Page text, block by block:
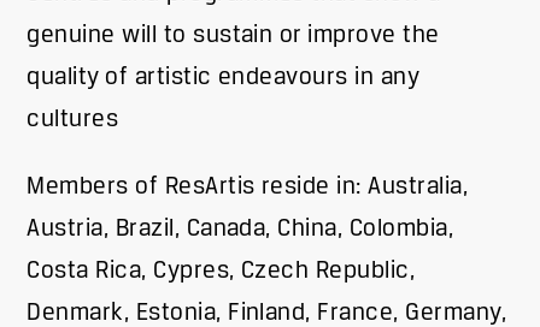
genuine will to sustain or improve the
quality of artistic endeavours in any
cultures
Members of ResArtis reside in: Australia,
Austria, Brazil, Canada, China, Colombia,
Costa Rica, Cypres, Czech Republic,
Denmark, Estonia, Finland, France, Germany,